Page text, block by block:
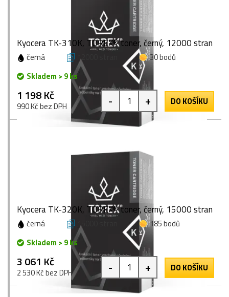
Kyocera TK-310K, TOREX® toner, černý, 12000 stran
černá 12000 stran
30 bodů
Skladem > 9 ks
1 198 Kč
990 Kč bez DPH - + DO KOŠÍKU
Kyocera TK-320K, TOREX® toner, černý, 15000 stran
černá 15000 stran
185 bodů
Skladem > 9 ks
3 061 Kč
2 530 Kč bez DPH - + DO KOŠÍKU